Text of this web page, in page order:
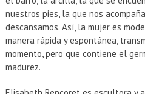
nuestros pies, la que nos
descansamos. Así, la mujer es
manera rápida y espontánea,
momento, pero que contiene el
madurez.